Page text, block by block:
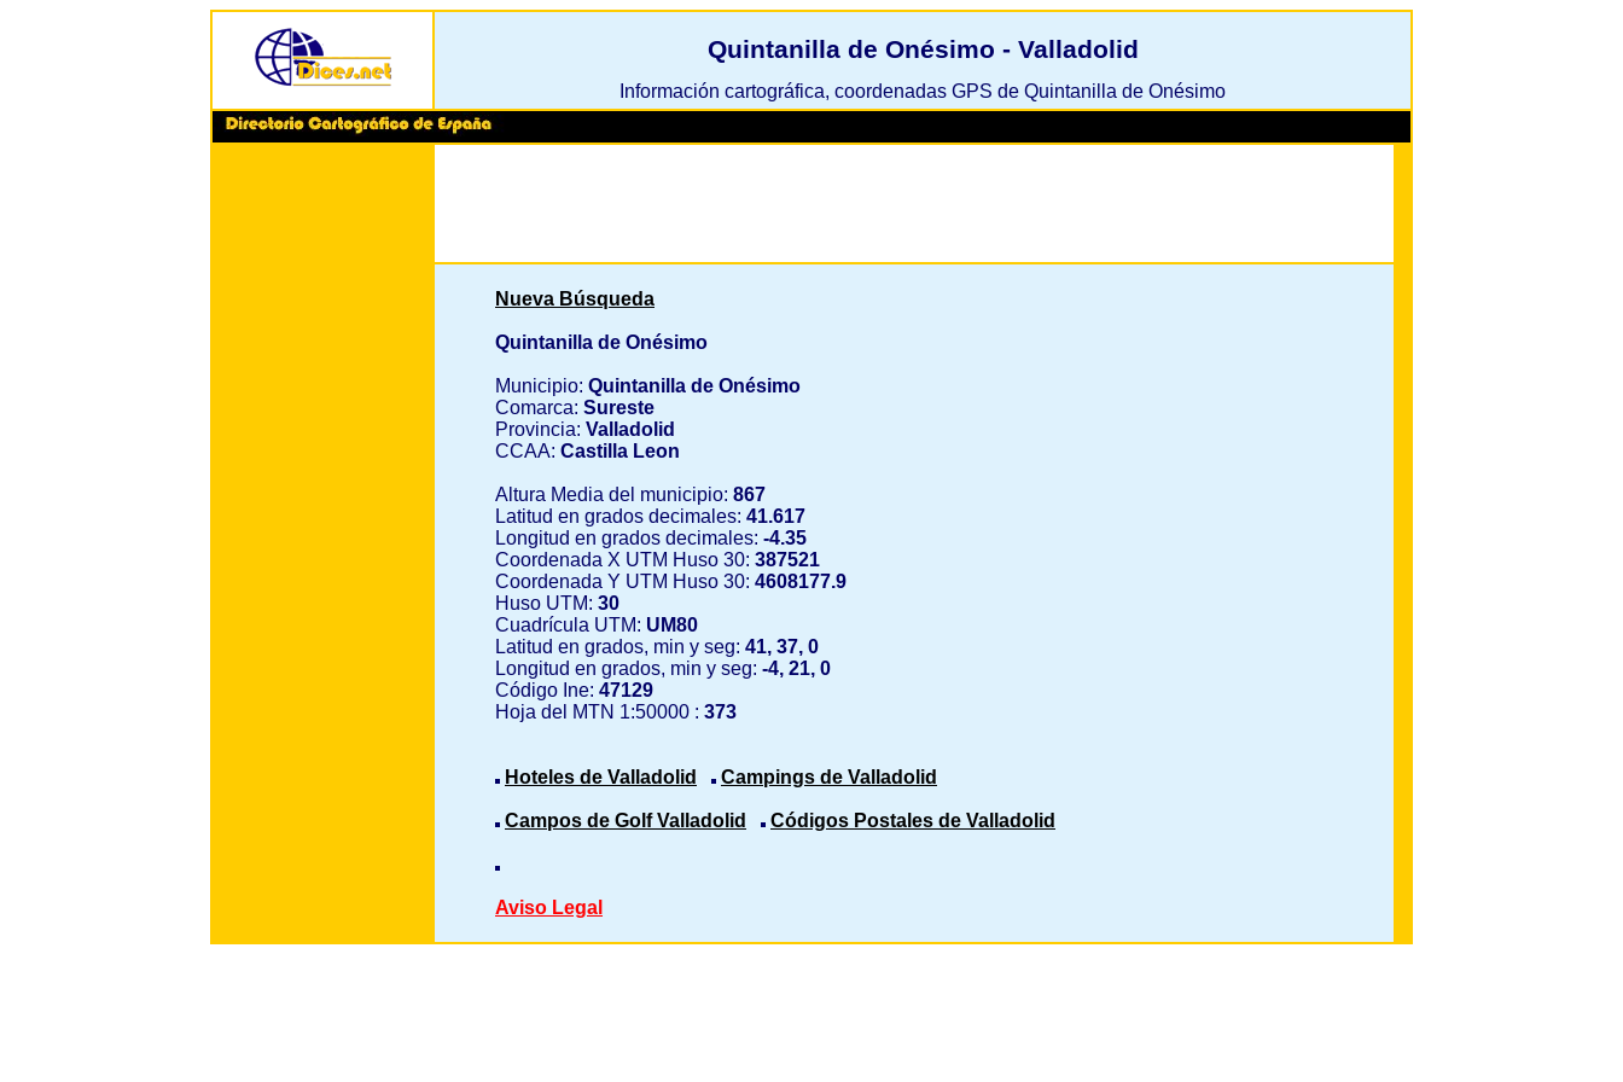
Quintanilla de Onésimo - Valladolid
Información cartográfica, coordenadas GPS de Quintanilla de Onésimo
Nueva Búsqueda
Quintanilla de Onésimo
Municipio: Quintanilla de Onésimo
Comarca: Sureste
Provincia: Valladolid
CCAA: Castilla Leon
Altura Media del municipio: 867
Latitud en grados decimales: 41.617
Longitud en grados decimales: -4.35
Coordenada X UTM Huso 30: 387521
Coordenada Y UTM Huso 30: 4608177.9
Huso UTM: 30
Cuadrícula UTM: UM80
Latitud en grados, min y seg: 41, 37, 0
Longitud en grados, min y seg: -4, 21, 0
Código Ine: 47129
Hoja del MTN 1:50000 : 373
Hoteles de Valladolid Campings de Valladolid
Campos de Golf Valladolid Códigos Postales de Valladolid
Aviso Legal